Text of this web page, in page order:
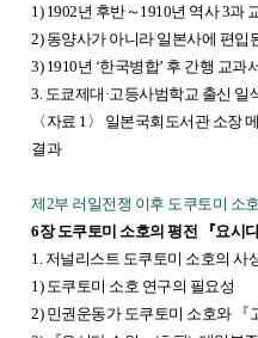
1) 1902년 후반～1910년 역사 3과
2) 동양사가 아니라 일본사에 편입
3) 1910년 ‘한국병합’ 후 간행 교과
3. 도쿄제대·고등사범학교 출신
〈자료 1〉 일본국회도서관 소장
결과
제2부 러일전쟁 이후 도쿠토미 소
6장 도쿠토미 소호의 평전 『요시다
1. 저널리스트 도쿠토미 소호의 사
1) 도쿠토미 소호 연구의 필요성
2) 민권운동가 도쿠토미 소호와
『